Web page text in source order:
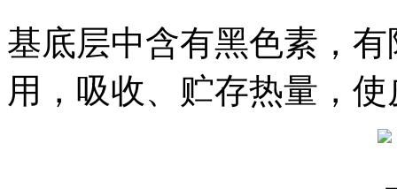
基底层中含有黑色素，
用，吸收、贮存热量，